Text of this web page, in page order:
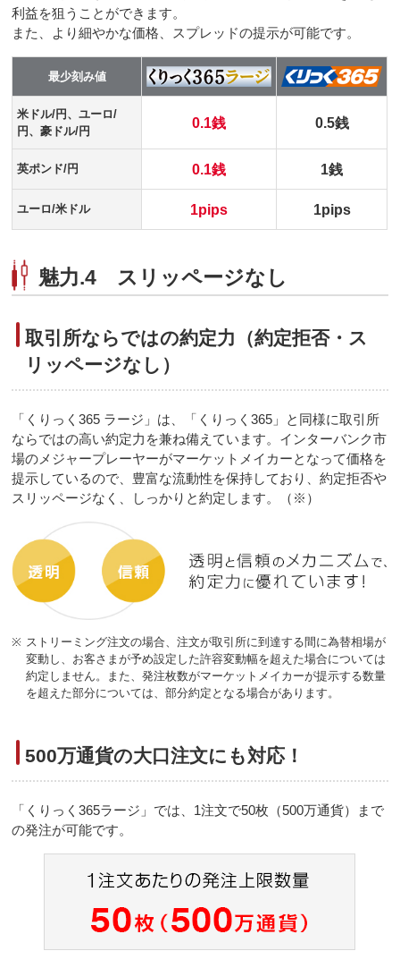
利益を狙うことができます。
また、より細やかな価格、スプレッドの提示が可能です。
最少刻み値
米ドル/円、ユーロ/
円、豪ドル/円
0.1銭 0.5銭
英ポンド/円 0.1銭 1銭
ユーロ/米ドル 1pips 1pips
魅力.4 スリッページなし
取引所ならではの約定力（約定拒否・ス
リッページなし）
「くりっく365 ラージ」は、「くりっく365」と同様に取引所
ならではの高い約定力を兼ね備えています。インターバンク市
場のメジャープレーヤーがマーケットメイカーとなって価格を
提示しているので、豊富な流動性を保持しており、約定拒否や
スリッページなく、しっかりと約定します。（※）
※ ストリーミング注文の場合、注文が取引所に到達する間に為替相場が
変動し、お客さまが予め設定した許容変動幅を超えた場合については
約定しません。また、発注枚数がマーケットメイカーが提示する数量
を超えた部分については、部分約定となる場合があります。
500万通貨の大口注文にも対応！
「くりっく365ラージ」では、1注文で50枚（500万通貨）まで
の発注が可能です。